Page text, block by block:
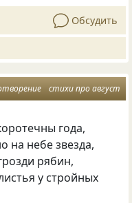
Обсудить
стихи про август
года,
на небе звезда,
рябин,
у стройных